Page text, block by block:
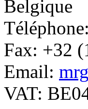
Belgique
Fax: +32
Email:
VAT: